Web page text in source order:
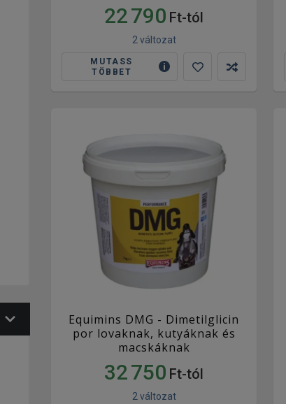
22 790 Ft-tól
2 változat
MUTASS
TÖBBET
Equimins DMG - Dimetilglicin
por lovaknak, kutyáknak és
macskáknak
32 750 Ft-tól
2 változat